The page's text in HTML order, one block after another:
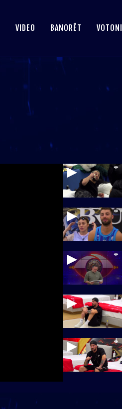
VIDEO BANORËT VOTONI